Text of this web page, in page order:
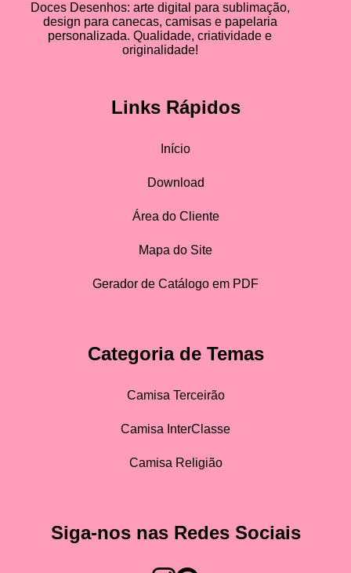
Doces Desenhos: arte digital para sublimação,
design para canecas, camisas e papelaria
personalizada. Qualidade, criatividade e
originalidade!
Links Rápidos
Início
Download
Área do Cliente
Mapa do Site
Gerador de Catálogo em PDF
Categoria de Temas
Camisa Terceirão
Camisa InterClasse
Camisa Religião
Siga-nos nas Redes Sociais